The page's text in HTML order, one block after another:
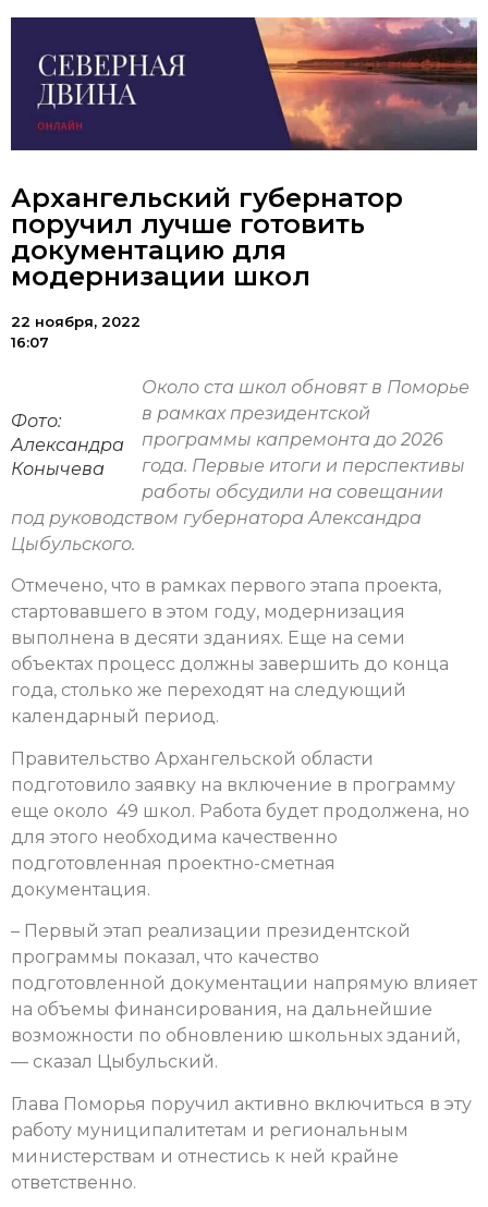
Архангельский губернатор
поручил лучше готовить
документацию для
модернизации школ
22 ноября, 2022
16:07
Фото:
Александра
Конычева
Около ста школ обновят в Поморье
в рамках президентской
программы капремонта до 2026
года. Первые итоги и перспективы
работы обсудили на совещании
под руководством губернатора Александра
Цыбульского.
Отмечено, что в рамках первого этапа проекта,
стартовавшего в этом году, модернизация
выполнена в десяти зданиях. Еще на семи
объектах процесс должны завершить до конца
года, столько же переходят на следующий
календарный период.
Правительство Архангельской области
подготовило заявку на включение в программу
еще около 49 школ. Работа будет продолжена, но
для этого необходима качественно
подготовленная проектно-сметная
документация.
– Первый этап реализации президентской
программы показал, что качество
подготовленной документации напрямую влияет
на объемы финансирования, на дальнейшие
возможности по обновлению школьных зданий,
— сказал Цыбульский.
Глава Поморья поручил активно включиться в эту
работу муниципалитетам и региональным
министерствам и отнестись к ней крайне
ответственно.